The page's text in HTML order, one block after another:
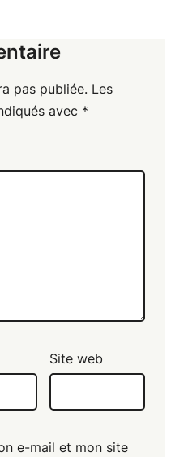
pas publiée. Les
avec *
Site web
e-mail et mon site